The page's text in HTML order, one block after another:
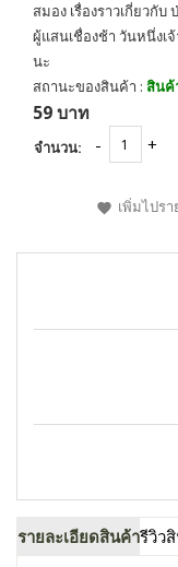
สมอง เรื่องราวเกี่ยวกับ
ผู้แสนเชื่องช้า วันหนึ่งเ
นะ
สถานะของสินค้า : สินค้
59 บาท
จำนวน:
เพิ่มไปร
รายละเอียดสินค้ารีวิว